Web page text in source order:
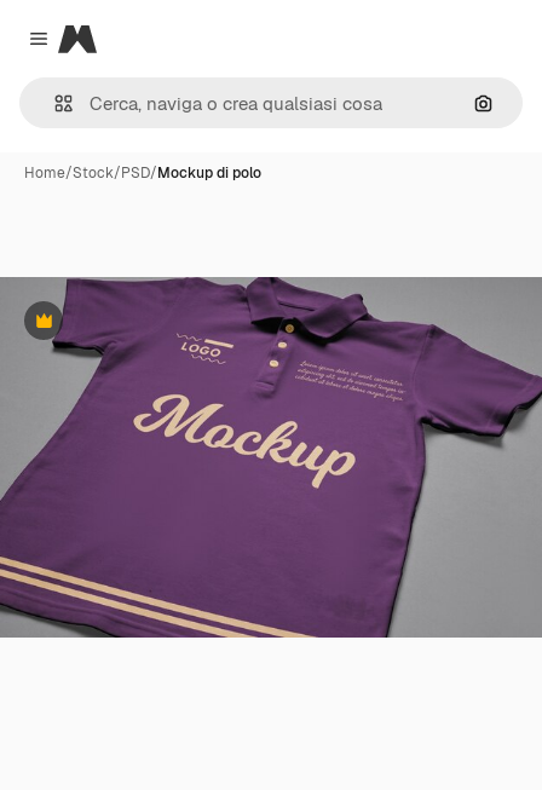
Close menu
Magnific
Cerca
Home/Stock/PSD/Mockup di polo
Premium